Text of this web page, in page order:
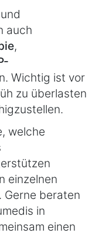
auch
,
Wichtig ist vor
zu überlasten
welche
einzelnen
Gerne beraten
in
einen